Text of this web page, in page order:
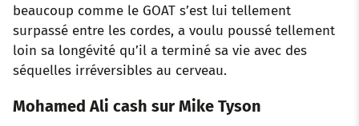
beaucoup comme le GOAT s’est lui tellement
surpassé entre les cordes, a voulu poussé tellement
loin sa longévité qu’il a terminé sa vie avec des
séquelles irréversibles au cerveau.
Mohamed Ali cash sur Mike Tyson